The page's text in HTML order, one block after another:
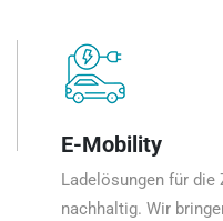
E-Mobility
Ladelösungen für die
nachhaltig. Wir